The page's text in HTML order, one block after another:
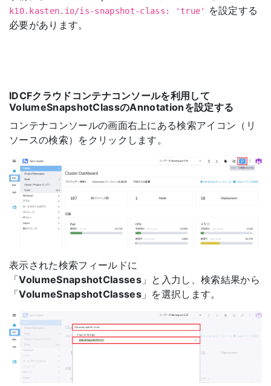
k10.kasten.io/is-snapshot-class: 'true'
を設定する
必要があります。
IDCFクラウドコンテナコンソールを利用して
VolumeSnapshotClassのAnnotationを設定する
コンテナコンソールの画面右上にある検索アイコン（リ
ソースの検索）をクリックします。
表示された検索フィールドに
「VolumeSnapshotClasses 」と入力し、検索結果から
「VolumeSnapshotClasses 」を選択します。